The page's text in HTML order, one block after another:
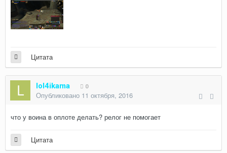
Цитата
lol4ikama 0
Опубликовано 11 октября, 2016
что у воина в оплоте делать? релог не помогает
Цитата